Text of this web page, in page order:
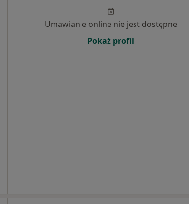
Umawianie online nie jest dostępne
Pokaż profil